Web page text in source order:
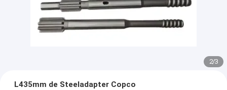
2/3
L435mm de Steeladapter Copco